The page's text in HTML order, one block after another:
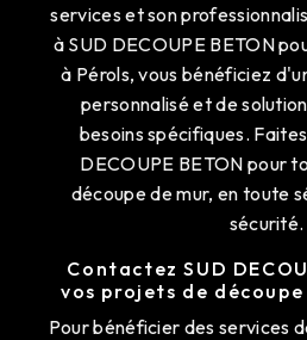
services et son
à SUD DECOUPE BETON
à Pérols, vous bénéficiez
personnalisé et de
besoins spécifiques.
DECOUPE BETON pour
découpe de mur, en toute
sécurité.
Contactez SUD
vos projets de
Pour bénéficier des services